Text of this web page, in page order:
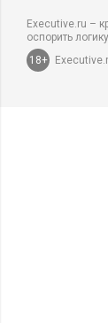
Executive.ru –
оспорить
18+